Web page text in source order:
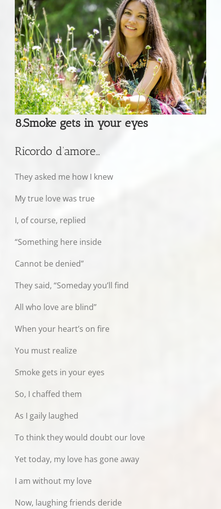
8.Smoke gets in your eyes
Ricordo d’amore…
They asked me how I knew
My true love was true
I, of course, replied
“Something here inside
Cannot be denied”
They said, “Someday you’ll find
All who love are blind”
When your heart’s on fire
You must realize
Smoke gets in your eyes
So, I chaffed them
As I gaily laughed
To think they would doubt our love
Yet today, my love has gone away
I am without my love
Now, laughing friends deride